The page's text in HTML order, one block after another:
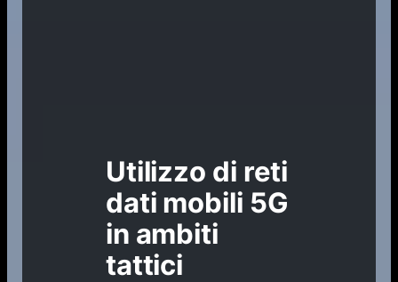
Utilizzo di reti
dati mobili 5G
in ambiti
tattici